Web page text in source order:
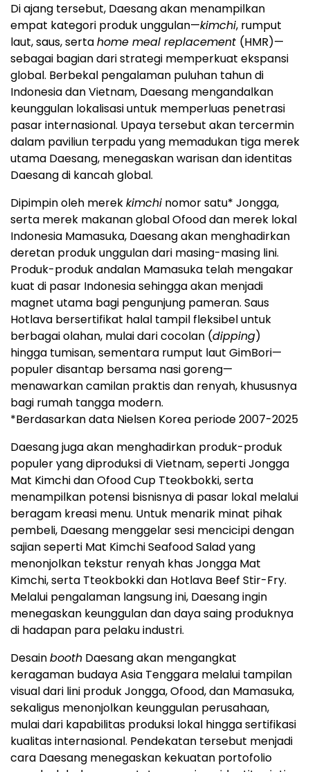
Di ajang tersebut, Daesang akan menampilkan
empat kategori produk unggulan—kimchi, rumput
laut, saus, sertahome meal replacement (HMR)—
sebagai bagian dari strategi memperkuat ekspansi
global. Berbekal pengalaman puluhan tahun di
Indonesia dan Vietnam, Daesang mengandalkan
keunggulan lokalisasi untuk memperluas penetrasi
pasar internasional. Upaya tersebut akan tercermin
dalam paviliun terpadu yang memadukan tiga merek
utama Daesang, menegaskan warisan dan identitas
Daesang di kancah global.
Dipimpin oleh merekkimchi nomor satu* Jongga,
serta merek makanan global Ofood dan merek lokal
Indonesia Mamasuka, Daesang akan menghadirkan
deretan produk unggulan dari masing-masing lini.
Produk-produk andalan Mamasuka telah mengakar
kuat di pasar Indonesia sehingga akan menjadi
magnet utama bagi pengunjung pameran. Saus
Hotlava bersertifikat halal tampil fleksibel untuk
berbagai olahan, mulai dari cocolan (dipping)
hingga tumisan, sementara rumput laut GimBori—
populer disantap bersama nasi goreng—
menawarkan camilan praktis dan renyah, khususnya
bagi rumah tangga modern.
*Berdasarkan data Nielsen Korea periode 2007-2025
Daesang juga akan menghadirkan produk-produk
populer yang diproduksi di Vietnam, seperti Jongga
Mat Kimchi dan Ofood Cup Tteokbokki, serta
menampilkan potensi bisnisnya di pasar lokal melalui
beragam kreasi menu. Untuk menarik minat pihak
pembeli, Daesang menggelar sesi mencicipi dengan
sajian seperti Mat Kimchi Seafood Salad yang
menonjolkan tekstur renyah khas Jongga Mat
Kimchi, serta Tteokbokki dan Hotlava Beef Stir-Fry.
Melalui pengalaman langsung ini, Daesang ingin
menegaskan keunggulan dan daya saing produknya
di hadapan para pelaku industri.
Desainbooth Daesang akan mengangkat
keragaman budaya Asia Tenggara melalui tampilan
visual dari lini produk Jongga, Ofood, dan Mamasuka,
sekaligus menonjolkan keunggulan perusahaan,
mulai dari kapabilitas produksi lokal hingga sertifikasi
kualitas internasional. Pendekatan tersebut menjadi
cara Daesang menegaskan kekuatan portofolio